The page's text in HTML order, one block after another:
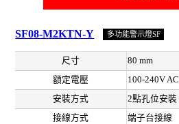
SF08-M2KTN-Y 多功能警示燈SF
尺寸
80 mm
額定電壓
100-240V AC
安裝方式
2點孔位安裝
接線方式
端子台接線